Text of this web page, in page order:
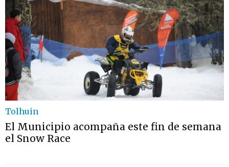
Tolhuin
El Municipio acompaña este fin de semana
el Snow Race